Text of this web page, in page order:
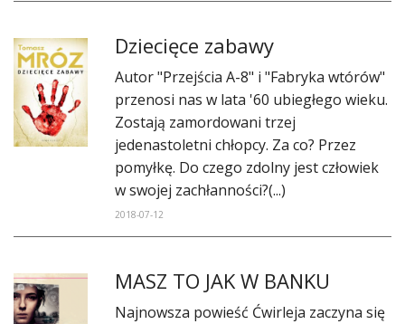
Dziecięce zabawy
Autor "Przejścia A-8" i "Fabryka wtórów"
przenosi nas w lata '60 ubiegłego wieku.
Zostają zamordowani trzej
jedenastoletni chłopcy. Za co? Przez
pomyłkę. Do czego zdolny jest człowiek
w swojej zachłanności?(...)
2018-07-12
MASZ TO JAK W BANKU
Najnowsza powieść Ćwirleja zaczyna się